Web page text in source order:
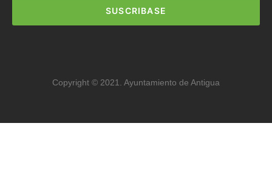
SUSCRIBASE
Copyright © 2021. Ayuntamiento de Antigua